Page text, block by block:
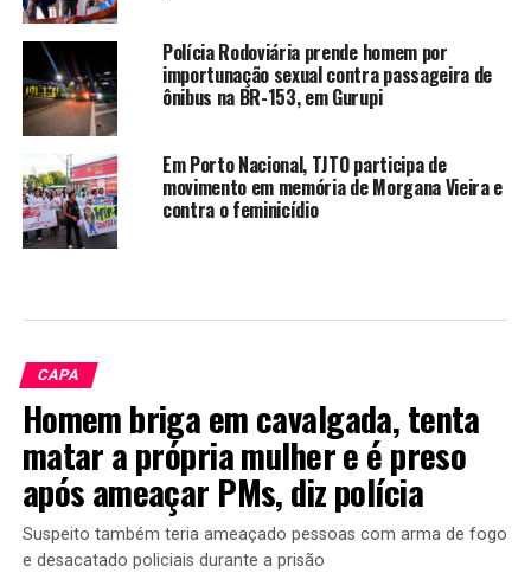
Polícia Rodoviária prende homem por
importunação sexual contra passageira de
ônibus na BR-153, em Gurupi
Em Porto Nacional, TJTO participa de
movimento em memória de Morgana Vieira e
contra o feminicídio
CAPA
Homem briga em cavalgada, tenta
matar a própria mulher e é preso
após ameaçar PMs, diz polícia
Suspeito também teria ameaçado pessoas com arma de fogo
e desacatado policiais durante a prisão